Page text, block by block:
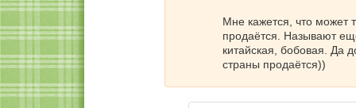
Мне кажется, что может
продаётся. Называют
китайская, бобовая. Да
страны продаётся))